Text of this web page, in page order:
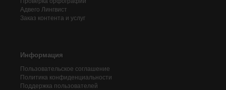
Адвего Лингвист
Заказ контента и услуг
Информация
Пользовательское соглашение
Политика конфиденциальности
Поддержка пользователей